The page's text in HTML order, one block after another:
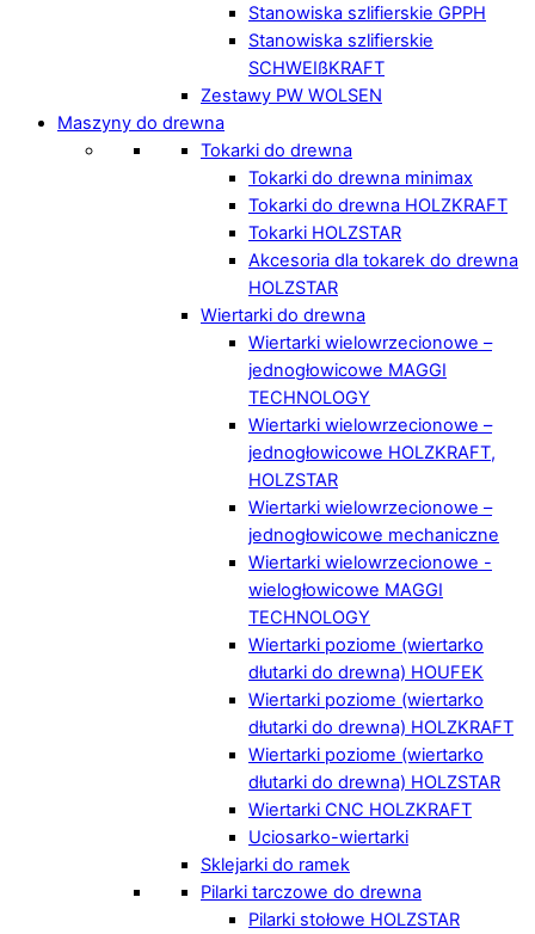
Stanowiska szlifierskie GPPH
Stanowiska szlifierskie
SCHWEIßKRAFT
Zestawy PW WOLSEN
Maszyny do drewna
Tokarki do drewna
Tokarki do drewna minimax
Tokarki do drewna HOLZKRAFT
Tokarki HOLZSTAR
Akcesoria dla tokarek do drewna
HOLZSTAR
Wiertarki do drewna
Wiertarki wielowrzecionowe –
jednogłowicowe MAGGI
TECHNOLOGY
Wiertarki wielowrzecionowe –
jednogłowicowe HOLZKRAFT,
HOLZSTAR
Wiertarki wielowrzecionowe –
jednogłowicowe mechaniczne
Wiertarki wielowrzecionowe -
wielogłowicowe MAGGI
TECHNOLOGY
Wiertarki poziome (wiertarko
dłutarki do drewna) HOUFEK
Wiertarki poziome (wiertarko
dłutarki do drewna) HOLZKRAFT
Wiertarki poziome (wiertarko
dłutarki do drewna) HOLZSTAR
Wiertarki CNC HOLZKRAFT
Uciosarko-wiertarki
Sklejarki do ramek
Pilarki tarczowe do drewna
Pilarki stołowe HOLZSTAR